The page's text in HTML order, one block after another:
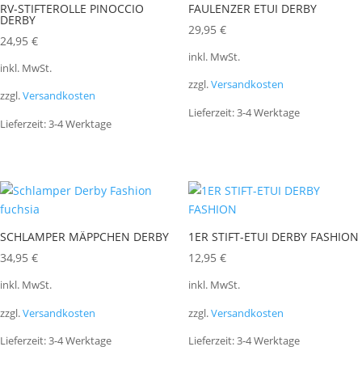
RV-STIFTEROLLE PINOCCIO
DERBY
24,95 €
inkl. MwSt.
zzgl.Versandkosten
Lieferzeit:3-4 Werktage
FAULENZER ETUI DERBY
29,95 €
inkl. MwSt.
zzgl.Versandkosten
Lieferzeit:3-4 Werktage
SCHLAMPER MÄPPCHEN DERBY
34,95 €
inkl. MwSt.
zzgl.Versandkosten
Lieferzeit:3-4 Werktage
1ER STIFT-ETUI DERBY FASHION
12,95 €
inkl. MwSt.
zzgl.Versandkosten
Lieferzeit:3-4 Werktage